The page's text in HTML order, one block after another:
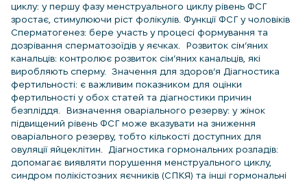
циклу: у першу фазу менструального циклу рівень ФСГ
зростає, стимулюючи ріст фолікулів. Функції ФСГ у чоловіків
Сперматогенез: бере участь у процесі формування та
дозрівання сперматозоїдів у яєчках. Розвиток сім’яних
канальців: контролює розвиток сім’яних канальців, які
виробляють сперму. Значення для здоров’я Діагностика
фертильності: є важливим показником для оцінки
фертильності у обох статей та діагностики причин
безпліддя. Визначення оваріального резерву: у жінок
підвищений рівень ФСГ може вказувати на зниження
оваріального резерву, тобто кількості доступних для
овуляції яйцеклітин. Діагностика гормональних розладів:
допомагає виявляти порушення менструального циклу,
синдром полікістозних яєчників (СПКЯ) та інші гормональні